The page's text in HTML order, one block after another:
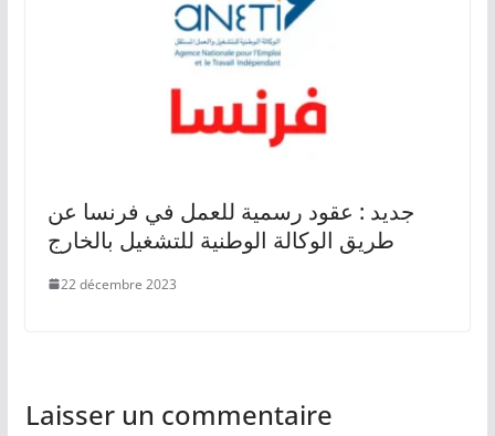
جديد : عقود رسمية للعمل في فرنسا عن
طريق الوكالة الوطنية للتشغيل بالخارج
22 décembre 2023
Laisser un commentaire